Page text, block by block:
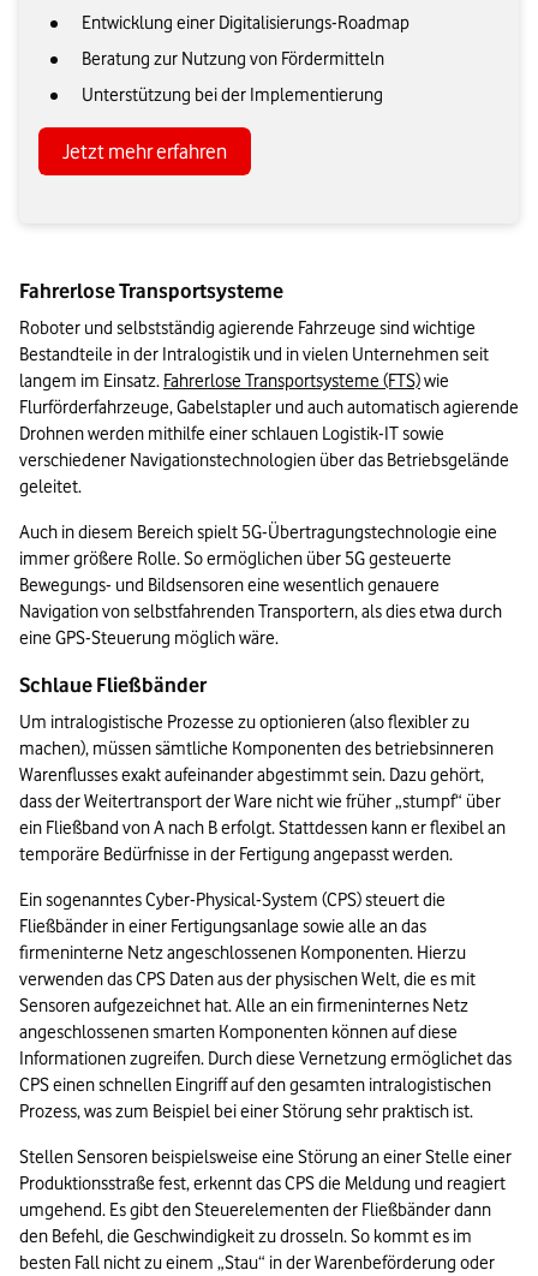
Entwicklung einer Digitalisierungs-Roadmap
Beratung zur Nutzung von Fördermitteln
Unterstützung bei der Implementierung
Jetzt mehr erfahren
Fahrerlose Transportsysteme
Roboter und selbstständig agierende Fahrzeuge sind wichtige
Bestandteile in der Intralogistik und in vielen Unternehmen seit
langem im Einsatz. Fahrerlose Transportsysteme (FTS) wie
Flurförderfahrzeuge, Gabelstapler und auch automatisch agierende
Drohnen werden mithilfe einer schlauen Logistik-IT sowie
verschiedener Navigationstechnologien über das Betriebsgelände
geleitet.
Auch in diesem Bereich spielt 5G-Übertragungstechnologie eine
immer größere Rolle. So ermöglichen über 5G gesteuerte
Bewegungs- und Bildsensoren eine wesentlich genauere
Navigation von selbstfahrenden Transportern, als dies etwa durch
eine GPS-Steuerung möglich wäre.
Schlaue Fließbänder
Um intralogistische Prozesse zu optionieren (also flexibler zu
machen), müssen sämtliche Komponenten des betriebsinneren
Warenflusses exakt aufeinander abgestimmt sein. Dazu gehört,
dass der Weitertransport der Ware nicht wie früher „stumpf“ über
ein Fließband von A nach B erfolgt. Stattdessen kann er flexibel an
temporäre Bedürfnisse in der Fertigung angepasst werden.
Ein sogenanntes Cyber-Physical-System (CPS) steuert die
Fließbänder in einer Fertigungsanlage sowie alle an das
firmeninterne Netz angeschlossenen Komponenten. Hierzu
verwenden das CPS Daten aus der physischen Welt, die es mit
Sensoren aufgezeichnet hat. Alle an ein firmeninternes Netz
angeschlossenen smarten Komponenten können auf diese
Informationen zugreifen. Durch diese Vernetzung ermöglichet das
CPS einen schnellen Eingriff auf den gesamten intralogistischen
Prozess, was zum Beispiel bei einer Störung sehr praktisch ist.
Stellen Sensoren beispielsweise eine Störung an einer Stelle einer
Produktionsstraße fest, erkennt das CPS die Meldung und reagiert
umgehend. Es gibt den Steuerelementen der Fließbänder dann
den Befehl, die Geschwindigkeit zu drosseln. So kommt es im
besten Fall nicht zu einem „Stau“ in der Warenbeförderung oder